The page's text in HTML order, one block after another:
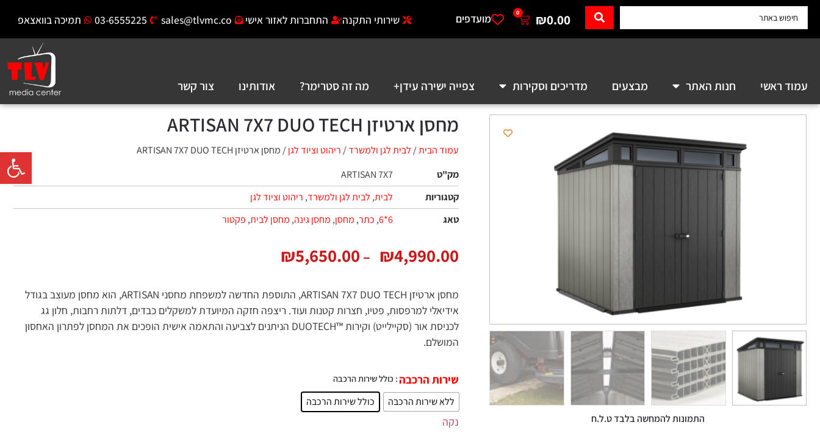
פתח
₪0.00
0 מועדפים שירותי התקנה התחברות לאזור אישי sales@tlvmc.co
03-6555225 תמיכה בוואצאפ
עמוד ראשי חנות האתר מבצעים מדריכים וסקירות צפייה ישירה עידן+ מה זה סטרימר? אודותינו צור קשר
התמונות להמחשה בלבד ט.ל.ח
מחסן ארטיזן ARTISAN 7X7 DUO TECH
עמוד הבית/לבית לגן ולמשרד/ריהוט וציוד לגן/ מחסן ארטיזן ARTISAN 7X7 DUO TECH
מק"ט
ARTISAN 7X7
קטגוריות
לבית, לבית לגן ולמשרד, ריהוט וציוד לגן
טאג
6*6
, כתר, מחסן, מחסן גינה, מחסן לבית, פקטור
₪4,990.00
–
₪5,650.00
מחסן ארטיזן ARTISAN 7X7 DUO TECH, התוספת החדשה למשפחת מחסני ARTISAN, הוא מחסן מעוצב בגודל
אידיאלי למרפסות, פטיו, חצרות קטנות ועוד. ריצפה חזקה המיועדת למשקלים כבדים, דלתות רחבות, חלון גג
לכניסת אור (סקיילייט) וקירות ™DUOTECH הניתנים לצביעה והתאמה אישית הופכים את המחסן לפתרון האחסון
המושלם.
שירות הרכבה: כולל שירות הרכבה
ללא שירות הרכבה כולל שירות הרכבה
נקה